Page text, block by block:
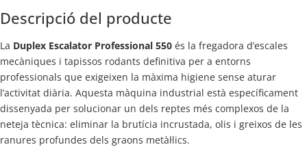
Descripció del producte
La Duplex Escalator Professional 550 és la fregadora d’escales
mecàniques i tapissos rodants definitiva per a entorns
professionals que exigeixen la màxima higiene sense aturar
l’activitat diària. Aquesta màquina industrial està específicament
dissenyada per solucionar un dels reptes més complexos de la
neteja tècnica: eliminar la brutícia incrustada, olis i greixos de les
ranures profundes dels graons metàl·lics.